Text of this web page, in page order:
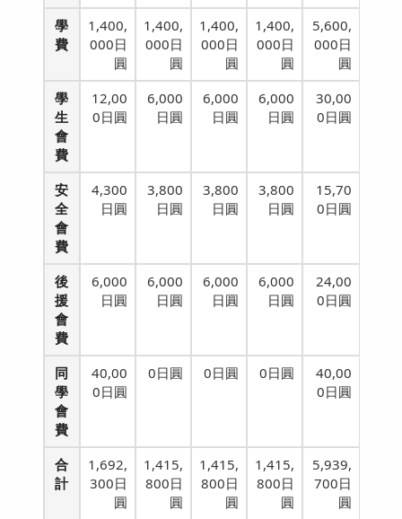
學
費
1,400,
000日
圓
1,400,
000日
圓
1,400,
000日
圓
1,400,
000日
圓
5,600,
000日
圓
學
生
會
費
12,00
0日圓
6,000
日圓
6,000
日圓
6,000
日圓
30,00
0日圓
安
全
會
費
4,300
日圓
3,800
日圓
3,800
日圓
3,800
日圓
15,70
0日圓
後
援
會
費
6,000
日圓
6,000
日圓
6,000
日圓
6,000
日圓
24,00
0日圓
同
學
會
費
40,00
0日圓
0日圓 0日圓 0日圓
40,00
0日圓
合
計
1,692,
300日
圓
1,415,
800日
圓
1,415,
800日
圓
1,415,
800日
圓
5,939,
700日
圓